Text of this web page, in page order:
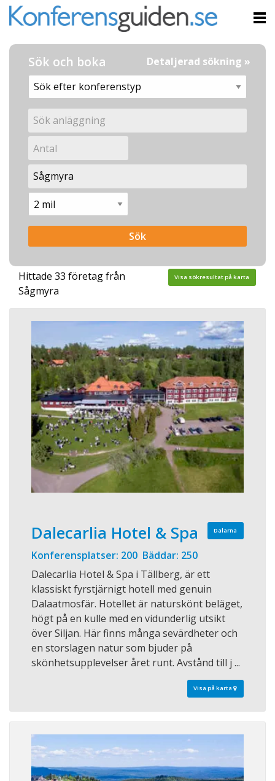
Sök och boka Detaljerad sökning »
Hittade 33 företag från
Sågmyra
Visa sökresultat på karta
Dalarna
Dalecarlia Hotel & Spa
Konferensplatser: 200 Bäddar: 250
Dalecarlia Hotel & Spa i Tällberg, är ett
klassiskt fyrstjärnigt hotell med genuin
Dalaatmosfär. Hotellet är naturskönt beläget,
högt på en kulle med en vidunderlig utsikt
över Siljan. Här finns många sevärdheter och
en storslagen natur som bjuder på
skönhetsupplevelser året runt. Avstånd till j ...
Visa på karta